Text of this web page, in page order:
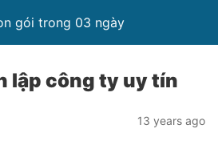
gói trong 03 ngày
lập công ty uy tín
13 years ago